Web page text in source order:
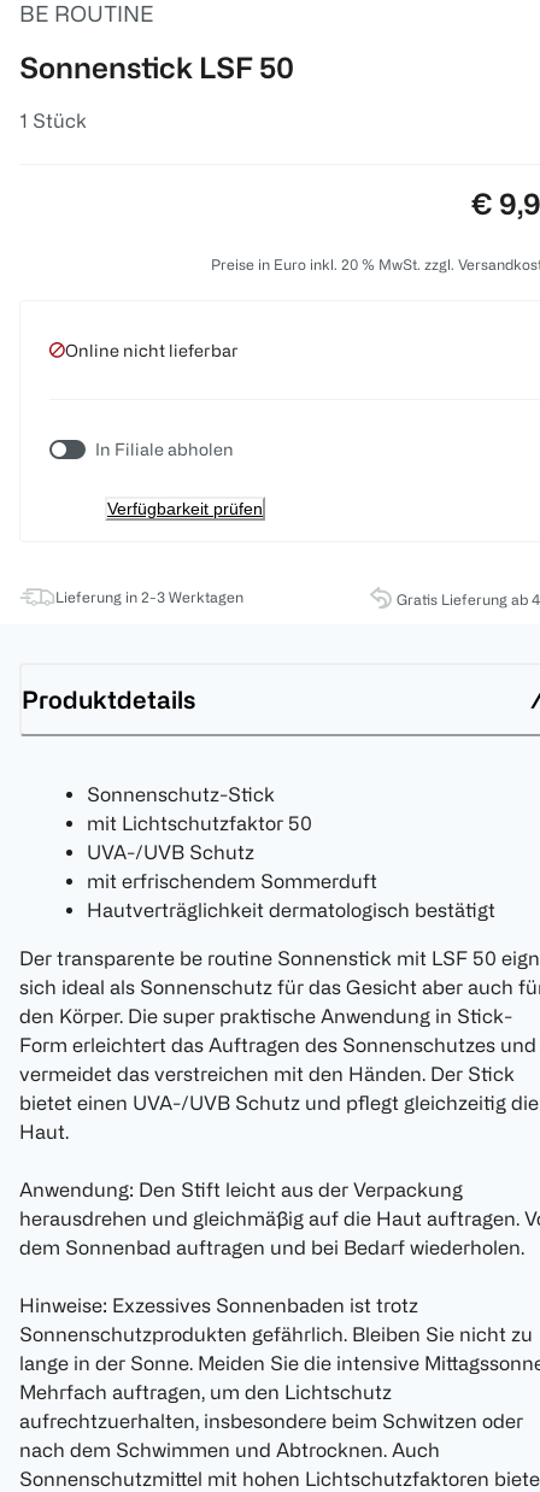
BE ROUTINE
Sonnenstick LSF 50
1 Stück
€
Preise in Euro inkl. 20 % MwSt. zzgl.
Online nicht lieferbar
In Filiale abholen
Verfügbarkeit prüfen
Lieferung in 2-3 Werktagen Gratis Lieferung ab
Produktdetails
Sonnenschutz-Stick
mit Lichtschutzfaktor 50
UVA-/UVB Schutz
mit erfrischendem Sommerduft
Hautverträglichkeit dermatologisch bestätigt
Der transparente be routine Sonnenstick mit LSF 50
sich ideal als Sonnenschutz für das Gesicht aber auch
den Körper. Die super praktische Anwendung in Stick-
Form erleichtert das Auftragen des Sonnenschutzes und
vermeidet das verstreichen mit den Händen. Der Stick
bietet einen UVA-/UVB Schutz und pflegt gleichzeitig die
Haut.
Anwendung: Den Stift leicht aus der Verpackung
herausdrehen und gleichmäßig auf die Haut auftragen.
dem Sonnenbad auftragen und bei Bedarf wiederholen.
Hinweise: Exzessives Sonnenbaden ist trotz
Sonnenschutzprodukten gefährlich. Bleiben Sie nicht zu
lange in der Sonne. Meiden Sie die intensive
Mehrfach auftragen, um den Lichtschutz
aufrechtzuerhalten, insbesondere beim Schwitzen oder
nach dem Schwimmen und Abtrocknen. Auch
Sonnenschutzmittel mit hohen Lichtschutzfaktoren